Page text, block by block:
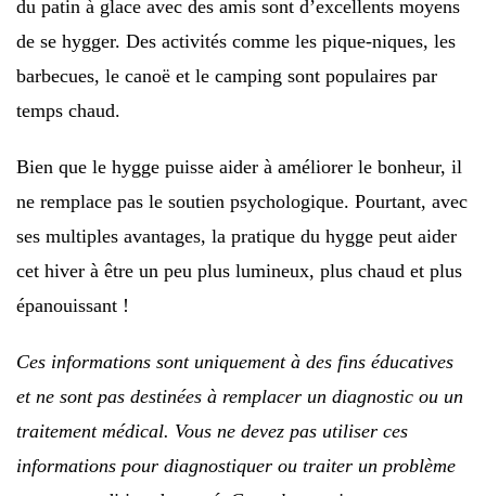
du patin à glace avec des amis sont d’excellents moyens
de se hygger. Des activités comme les pique-niques, les
barbecues, le canoë et le camping sont populaires par
temps chaud.
Bien que le hygge puisse aider à améliorer le bonheur, il
ne remplace pas le soutien psychologique. Pourtant, avec
ses multiples avantages, la pratique du hygge peut aider
cet hiver à être un peu plus lumineux, plus chaud et plus
épanouissant !
Ces informations sont uniquement à des fins éducatives
et ne sont pas destinées à remplacer un diagnostic ou un
traitement médical. Vous ne devez pas utiliser ces
informations pour diagnostiquer ou traiter un problème